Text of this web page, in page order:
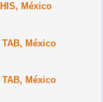
México
México
TAB, México